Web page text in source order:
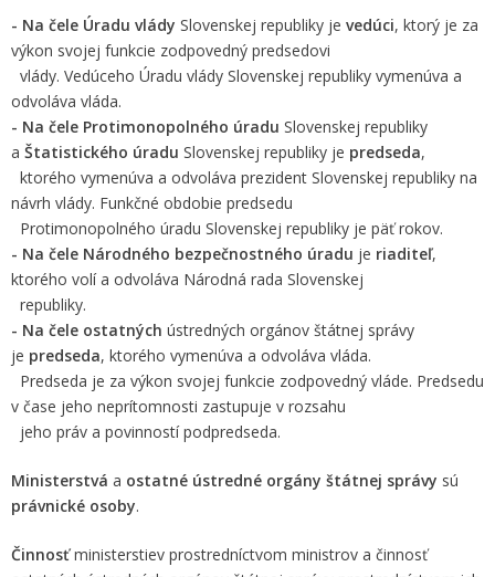
- Na čele Úradu vlády Slovenskej republiky je vedúci, ktorý je za
výkon svojej funkcie zodpovedný predsedovi
vlády. Vedúceho Úradu vlády Slovenskej republiky vymenúva a
odvoláva vláda.
- Na čele Protimonopolného úradu Slovenskej republiky
a Štatistického úradu Slovenskej republiky je predseda,
ktorého vymenúva a odvoláva prezident Slovenskej republiky na
návrh vlády. Funkčné obdobie predsedu
Protimonopolného úradu Slovenskej republiky je päť rokov.
- Na čele Národného bezpečnostného úradu je riaditeľ,
ktorého volí a odvoláva Národná rada Slovenskej
republiky.
- Na čele ostatných ústredných orgánov štátnej správy
je predseda, ktorého vymenúva a odvoláva vláda.
Predseda je za výkon svojej funkcie zodpovedný vláde. Predsedu
v čase jeho neprítomnosti zastupuje v rozsahu
jeho práv a povinností podpredseda.
Ministerstvá a ostatné ústredné orgány štátnej správy sú
právnické osoby.
Činnosťministerstiev prostredníctvom ministrov a činnosť